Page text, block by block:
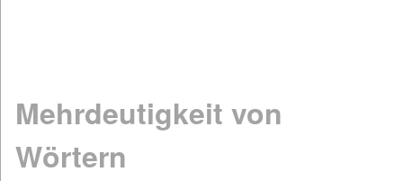
Deutsch: Grammatik & Co
Mehrdeutigkeit von
Wörtern